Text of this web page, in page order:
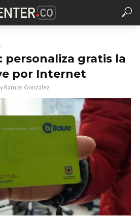
personaliza gratis la
por Internet
Ramos González